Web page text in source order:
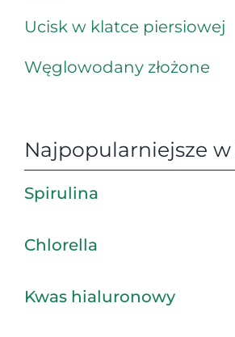
Ucisk w klatce piersiowej
Węglowodany złożone
Najpopularniejsze
Spirulina
Chlorella
Kwas hialuronowy